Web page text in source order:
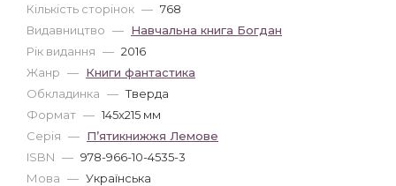
Кількість сторінок — 768
Видавництво — Навчальна книга Богдан
Рік видання — 2016
Жанр — Книги фантастика
Обкладинка — Тверда
Формат — 145x215 мм
Серія — П’ятикнижжя Лемове
ISBN — 978-966-10-4535-3
Мова — Українська